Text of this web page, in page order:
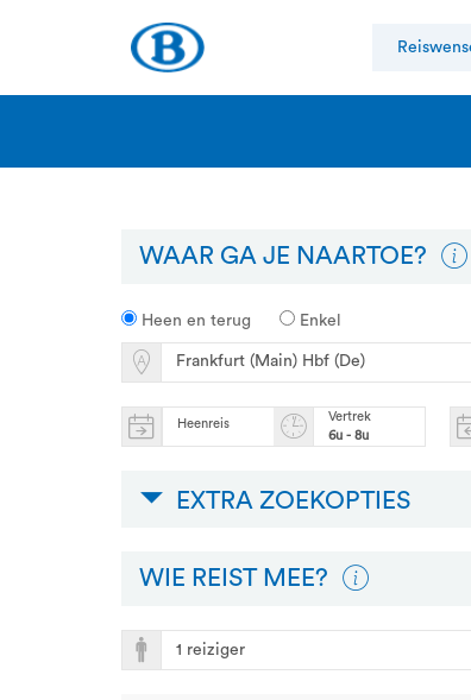
WAAR GA JE NAARTOE?
Heen en terug Enkel
Heenreis
Vertrek
6u - 8u
EXTRA ZOEKOPTIES
WIE REIST MEE?